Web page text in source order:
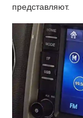
представляют.